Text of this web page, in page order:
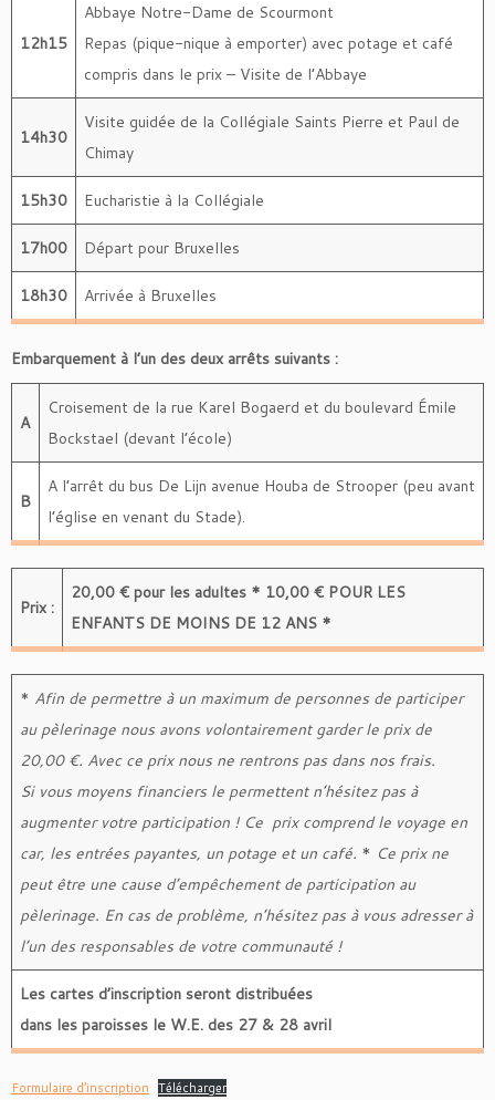
12h15
Abbaye Notre-Dame de Scourmont
Repas (pique-nique à emporter) avec potage et café
compris dans le prix – Visite de l’Abbaye
14h30
Visite guidée de la Collégiale Saints Pierre et Paul de
Chimay
15h30 Eucharistie à la Collégiale
17h00 Départ pour Bruxelles
18h30 Arrivée à Bruxelles
Embarquement à l’un des deux arrêts suivants :
A
Croisement de la rue Karel Bogaerd et du boulevard Émile
Bockstael (devant l’école)
B
A l’arrêt du bus De Lijn avenue Houba de Strooper (peu avant
l’église en venant du Stade).
Prix :
20,00 € pour les adultes * 10,00 € POUR LES
ENFANTS DE MOINS DE 12 ANS *
* Afin de permettre à un maximum de personnes de participer
au pèlerinage nous avons volontairement garder le prix de
20,00 €. Avec ce prix nous ne rentrons pas dans nos frais.
Si vous moyens financiers le permettent n’hésitez pas à
augmenter votre participation ! Ce prix comprend le voyage en
car, les entrées payantes, un potage et un café. * Ce prix ne
peut être une cause d’empêchement de participation au
pèlerinage. En cas de problème, n’hésitez pas à vous adresser à
l’un des responsables de votre communauté !
Les cartes d’inscription seront distribuées
dans les paroisses le W.E. des 27 & 28 avril
Formulaire d’inscription Télécharger